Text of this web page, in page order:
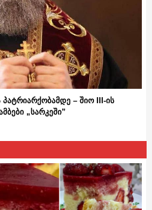
– შიო III-ის
„სარკეში”